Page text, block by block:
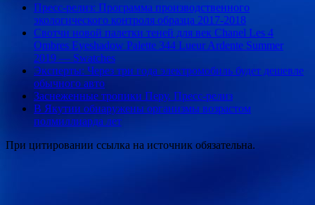
Пресс-релиз: Программа производственного
экологического контроля образца 2017-2018
Свотчи новой палетки теней для век Chanel Les 4
Ombres Eyeshadow Palette 344 Lueur Ardente Summer
2019 — Swatches
Эксперты: Через три года электромобиль будет дешевле
обычного авто
Заснеженные тропики Перу. Пресс-релиз
В Якутии обнаружены организмы возрастом
полмиллиарда лет
При цитировании ссылка на источник обязательна.